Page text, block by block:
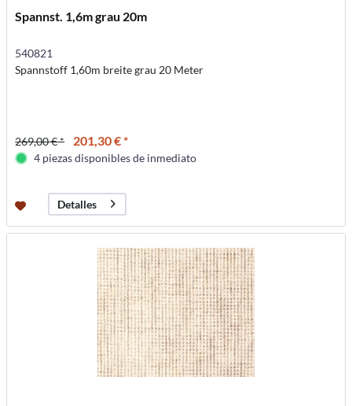
Spannst. 1,6m grau 20m
540821
Spannstoff 1,60m breite grau 20 Meter
269,00 € * 201,30 € *
4 piezas disponibles de inmediato
Detalles